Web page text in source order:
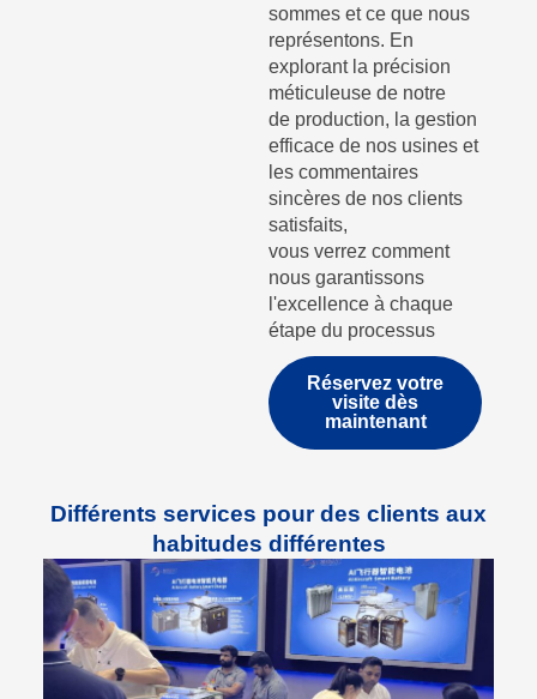
sommes et ce que nous
représentons. En
explorant la précision
méticuleuse de notre
de production, la gestion
efficace de nos usines et
les commentaires
sincères de nos clients
satisfaits,
vous verrez comment
nous garantissons
l'excellence à chaque
étape du processus
Réservez votre
visite dès
maintenant
Différents services pour des clients aux
habitudes différentes